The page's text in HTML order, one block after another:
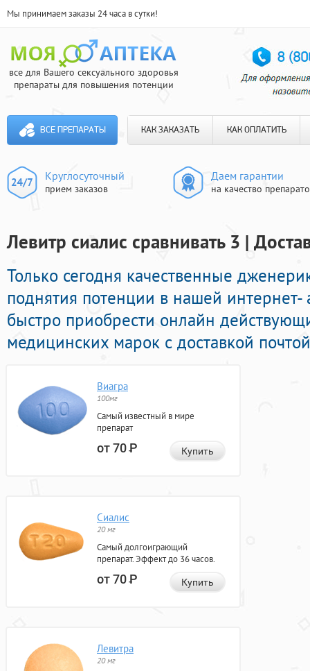
Мы принимаем заказы 24 часа в сутки!
все для Вашего сексуального здоровья
препараты для повышения потенции
ВСЕ ПРЕПАРАТЫ КАК ЗАКАЗАТЬ КАК ОПЛАТИТЬ
Круглосуточный
прием заказов
Даем гарантии
на качество
Левитр сиалис сравнивать 3 |
Только сегодня качественные
поднятия потенции в нашей интернет-
быстро приобрести онлайн
медицинских марок с доставкой
Виагра
100мг
Самый известный в мире
препарат
от 70Р Купить
Сиалис
20 мг
Самый долгоиграющий
препарат. Эффект до 36 часов.
от 70Р Купить
Левитра
20 мг